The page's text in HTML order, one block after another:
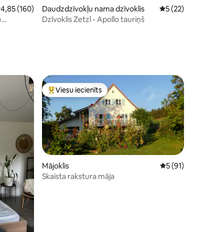
339
vērtējums: 4,85 no 5, atsauksmju skaits: 160
4,85 (160)
Daudzdzīvokļu nama dzīvoklis Vidējais
5 (22)
Dzīvoklis Zetzl - Apollo tauriņš
113
Populārs viesu iecienīts mājoklis
Viesu iecienīts
Mājoklis Vidējais
5 (91)
Skaista rakstura māja